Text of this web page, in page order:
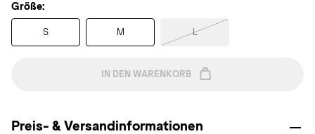
Größe:
S M L
IN DEN WARENKORB
Preis- & Versandinformationen